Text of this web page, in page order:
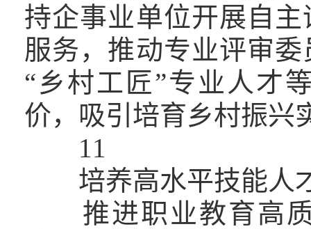
持企事业单位开展自
服务，推动专业评审
“乡村工匠”专业人才
价，吸引培育乡村振兴
11
培养高水平技能人
推进职业教育高质